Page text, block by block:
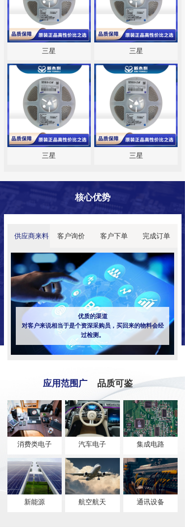
三星 三星
三星 三星
核心优势
供应商来料 客户询价 客户下单 完成订单
优质的渠道
对客户来说相当于是个资深采购员，买回来的物料会经
过检测。
应用范围广 品质可鉴
消费类电子 汽车电子 集成电路
新能源 航空航天 通讯设备